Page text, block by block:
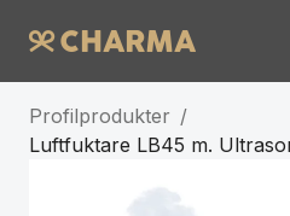
Profilprodukter /
Luftfuktare LB45 m.